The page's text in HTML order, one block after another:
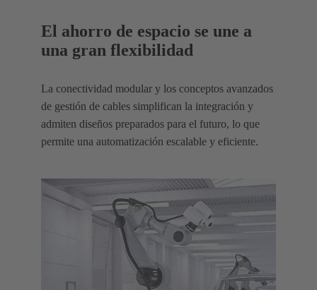
El ahorro de espacio se une a
una gran flexibilidad
La conectividad modular y los conceptos avanzados
de gestión de cables simplifican la integración y
admiten diseños preparados para el futuro, lo que
permite una automatización escalable y eficiente.